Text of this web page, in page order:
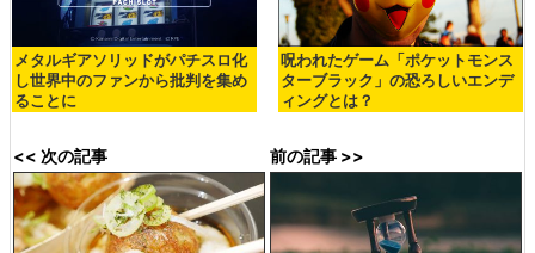
メタルギアソリッドがパチスロ化
し世界中のファンから批判を集め
ることに
呪われたゲーム「ポケットモンス
ターブラック」の恐ろしいエンデ
ィングとは？
<< 次の記事 前の記事 >>